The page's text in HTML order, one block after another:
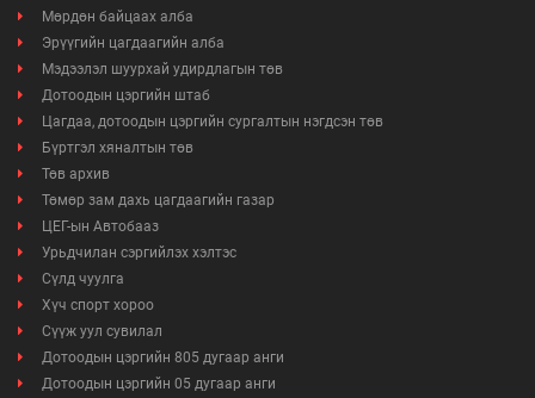
Мөрдөн байцаах алба
Эрүүгийн цагдаагийн алба
Мэдээлэл шуурхай удирдлагын төв
Дотоодын цэргийн штаб
Цагдаа, дотоодын цэргийн сургалтын нэгдсэн төв
Бүртгэл хяналтын төв
Төв архив
Төмөр зам дахь цагдаагийн газар
ЦЕГ-ын Автобааз
Урьдчилан сэргийлэх хэлтэс
Сүлд чуулга
Хүч спорт хороо
Сүүж уул сувилал
Дотоодын цэргийн 805 дугаар анги
Дотоодын цэргийн 05 дугаар анги